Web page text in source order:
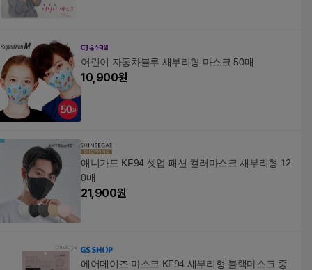
어린이 자동차블루 새부리형 마스크 50매
10,900원
애니가드 KF94 셋업 패션 컬러마스크 새부리형 12
0매
21,900원
에어데이즈 마스크 KF94 새부리형 블랙마스크 중